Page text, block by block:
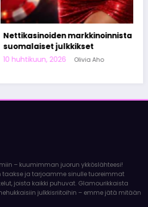
markkinoinnista tunnetut
julkkikset
Olivia Aho
– kuumimman juorun ykköslähteesi!
taakse ja tarjoamme sinulle tuoreimmat
joista kaikki puhuvat. Glamourikkaista
julkkisriitoihin – emme jätä mitään